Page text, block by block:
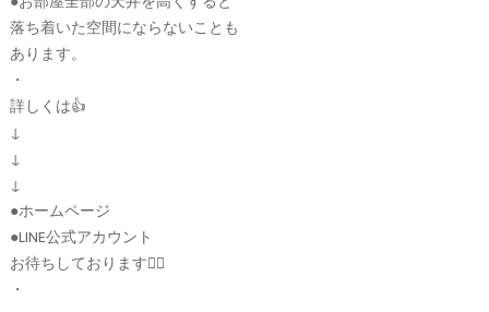
落ち着いた空間にならないことも
あります。
・
詳しくは👍
↓
↓
↓
●ホームページ
●LINE公式アカウント
お待ちしております🙇‍♂️
・